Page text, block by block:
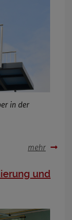
in der
mehr
und